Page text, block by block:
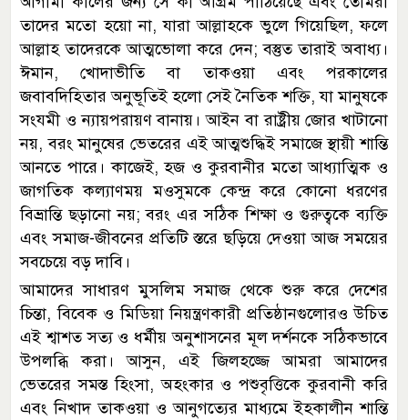
তাদের মতো হয়ো না, যারা আল্লাহকে ভুলে গিয়েছিল, ফলে
আল্লাহ তাদেরকে আত্মভোলা করে দেন; বস্তুত তারাই অবাধ্য।
ঈমান, খোদাভীতি বা তাকওয়া এবং পরকালের
জবাবদিহিতার অনুভূতিই হলো সেই নৈতিক শক্তি, যা মানুষকে
সংযমী ও ন্যায়পরায়ণ বানায়। আইন বা রাষ্ট্রীয় জোর খাটানো
নয়, বরং মানুষের ভেতরের এই আত্মশুদ্ধিই সমাজে স্থায়ী শান্তি
আনতে পারে। কাজেই, হজ ও কুরবানীর মতো আধ্যাত্মিক ও
জাগতিক কল্যাণময় মওসুমকে কেন্দ্র করে কোনো ধরণের
বিভ্রান্তি ছড়ানো নয়; বরং এর সঠিক শিক্ষা ও গুরুত্বকে ব্যক্তি
এবং সমাজ-জীবনের প্রতিটি স্তরে ছড়িয়ে দেওয়া আজ সময়ের
সবচেয়ে বড় দাবি।
আমাদের সাধারণ মুসলিম সমাজ থেকে শুরু করে দেশের
চিন্তা, বিবেক ও মিডিয়া নিয়ন্ত্রণকারী প্রতিষ্ঠানগুলোরও উচিত
এই শ্বাশত সত্য ও ধর্মীয় অনুশাসনের মূল দর্শনকে সঠিকভাবে
উপলব্ধি করা। আসুন, এই জিলহজ্জে আমরা আমাদের
ভেতরের সমস্ত হিংসা, অহংকার ও পশুবৃত্তিকে কুরবানী করি
এবং নিখাদ তাকওয়া ও আনুগত্যের মাধ্যমে ইহকালীন শান্তি